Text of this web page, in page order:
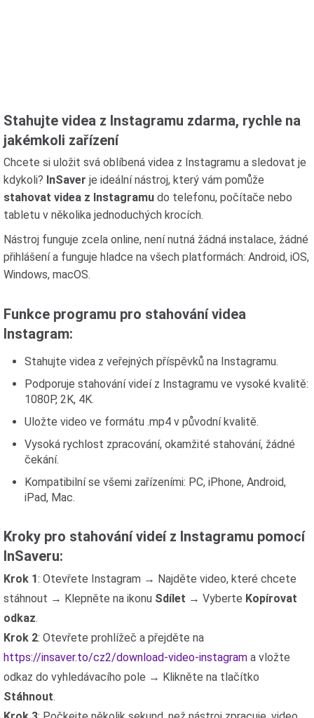
Stahujte videa z Instagramu zdarma, rychle na
jakémkoli zařízení
Chcete si uložit svá oblíbená videa z Instagramu a sledovat je
kdykoli? InSaver je ideální nástroj, který vám pomůže
stahovat videa z Instagramu do telefonu, počítače nebo
tabletu v několika jednoduchých krocích.
Nástroj funguje zcela online, není nutná žádná instalace, žádné
přihlášení a funguje hladce na všech platformách: Android, iOS,
Windows, macOS.
Funkce programu pro stahování videa
Instagram:
Stahujte videa z veřejných příspěvků na Instagramu.
Podporuje stahování videí z Instagramu ve vysoké kvalitě:
1080P, 2K, 4K.
Uložte video ve formátu .mp4 v původní kvalitě.
Vysoká rychlost zpracování, okamžité stahování, žádné
čekání.
Kompatibilní se všemi zařízeními: PC, iPhone, Android,
iPad, Mac.
Kroky pro stahování videí z Instagramu pomocí
InSaveru:
Krok 1: Otevřete Instagram → Najděte video, které chcete
stáhnout → Klepněte na ikonu Sdílet → Vyberte Kopírovat
odkaz.
Krok 2: Otevřete prohlížeč a přejděte na
https://insaver.to/cz2/download-video-instagram a vložte
odkaz do vyhledávacího pole → Klikněte na tlačítko
Stáhnout.